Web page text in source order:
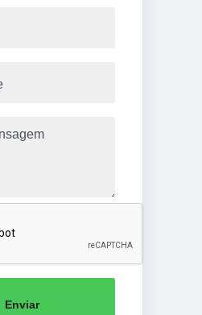
Enviar